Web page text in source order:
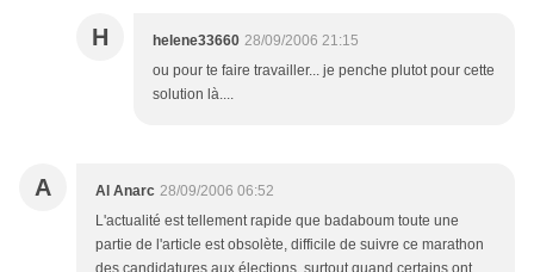
H helene33660 28/09/2006 21:15
ou pour te faire travailler... je penche plutot pour cette
solution là....
A Al Anarc 28/09/2006 06:52
L'actualité est tellement rapide que badaboum toute une
partie de l'article est obsolète, difficile de suivre ce marathon
des candidatures aux élections, surtout quand certains ont